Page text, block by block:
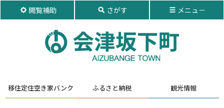
本
閲覧補助 さがす メニュ－
移住定住空き家バンク ふるさと納税 観光情報